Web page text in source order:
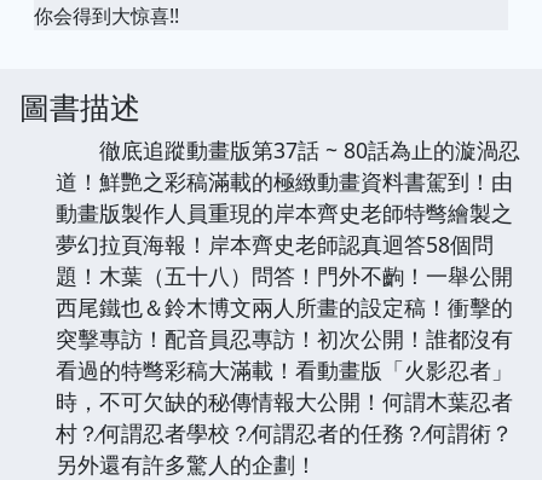
你会得到大惊喜!!
圖書描述
徹底追蹤動畫版第37話 ~ 80話為止的漩渦忍
道！鮮艷之彩稿滿載的極緻動畫資料書駕到！由
動畫版製作人員重現的岸本齊史老師特彆繪製之
夢幻拉頁海報！岸本齊史老師認真迴答58個問
題！木葉（五十八）問答！門外不齣！一舉公開
西尾鐵也＆鈴木博文兩人所畫的設定稿！衝擊的
突擊專訪！配音員忍專訪！初次公開！誰都沒有
看過的特彆彩稿大滿載！看動畫版「火影忍者」
時，不可欠缺的秘傳情報大公開！何謂木葉忍者
村？∕何謂忍者學校？∕何謂忍者的任務？∕何謂術？
另外還有許多驚人的企劃！